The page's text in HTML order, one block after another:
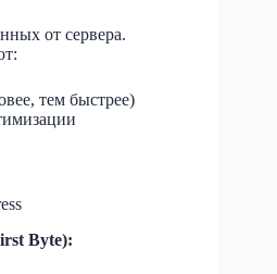
от сервера.
тем быстрее)
Byte):